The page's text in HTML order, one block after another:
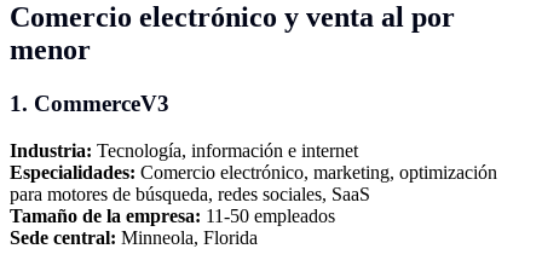
Comercio electrónico y venta al por
menor
1. CommerceV3
Industria: Tecnología, información e internet
Especialidades: Comercio electrónico, marketing, optimización
para motores de búsqueda, redes sociales, SaaS
Tamaño de la empresa: 11-50 empleados
Sede central: Minneola, Florida